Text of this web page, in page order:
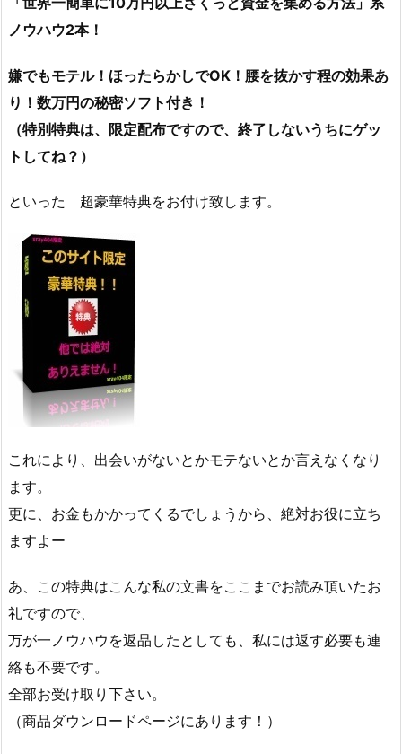
ノウハウ2本！
嫌でもモテル！ほったらかしでOK！腰を抜かす程の効果あ
り！数万円の秘密ソフト付き！
（特別特典は、限定配布ですので、終了しないうちにゲッ
トしてね？）
といった 超豪華特典をお付け致します。
これにより、出会いがないとかモテないとか言えなくなり
ます。
更に、お金もかかってくるでしょうから、絶対お役に立ち
ますよー
あ、この特典はこんな私の文書をここまでお読み頂いたお
礼ですので、
万が一ノウハウを返品したとしても、私には返す必要も連
絡も不要です。
全部お受け取り下さい。
（商品ダウンロードページにあります！）